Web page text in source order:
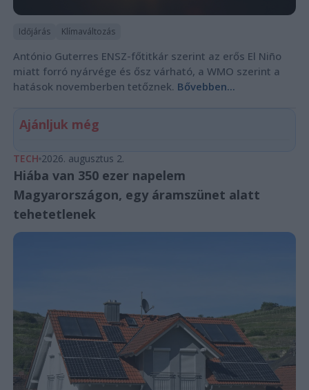
Időjárás Klímaváltozás
António Guterres ENSZ-főtitkár szerint az erős El Niño
miatt forró nyárvége és ősz várható, a WMO szerint a
hatások novemberben tetőznek. Bővebben...
Ajánljuk még
TECH 2026. augusztus 2.
Hiába van 350 ezer napelem
Magyarországon, egy áramszünet alatt
tehetetlenek